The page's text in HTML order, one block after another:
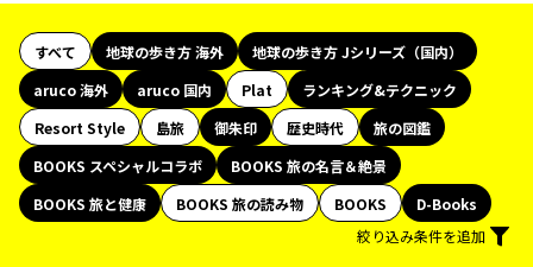
すべて 地球の歩き方 海外
地球の歩き方 Jシリーズ（国内）
aruco 海外
aruco 国内 Plat
ランキング&テクニック
Resort Style
島旅 御朱印 歴史時代
旅の図鑑
BOOKS スペシャルコラボ
BOOKS 旅の名言＆絶景
BOOKS 旅と健康
BOOKS 旅の読み物 BOOKS
D-Books
絞り込み条件を追加